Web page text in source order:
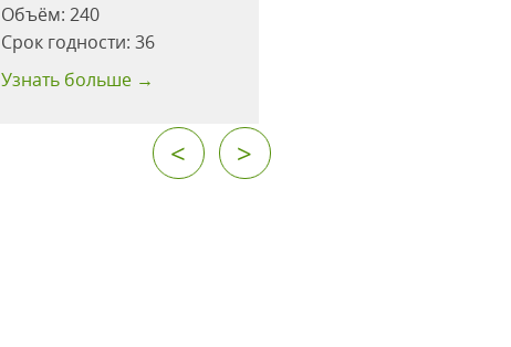
Объём:240
Срок годности:36
Узнать больше →
< >